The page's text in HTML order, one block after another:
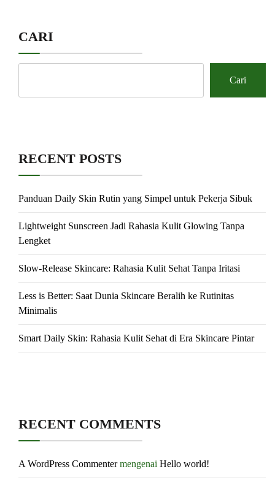
CARI
Cari
RECENT POSTS
Panduan Daily Skin Rutin yang Simpel untuk Pekerja Sibuk
Lightweight Sunscreen Jadi Rahasia Kulit Glowing Tanpa
Lengket
Slow-Release Skincare: Rahasia Kulit Sehat Tanpa Iritasi
Less is Better: Saat Dunia Skincare Beralih ke Rutinitas
Minimalis
Smart Daily Skin: Rahasia Kulit Sehat di Era Skincare Pintar
RECENT COMMENTS
A WordPress Commentermengenai Hello world!